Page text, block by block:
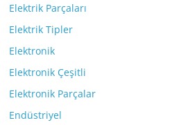
Elektrik Parçaları
Elektrik Tipler
Elektronik
Elektronik Çeşitli
Elektronik Parçalar
Endüstriyel